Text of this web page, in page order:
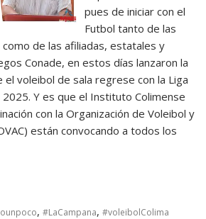
pues de iniciar con el
Futbol tanto de las
de las afiliadas, estatales y
Conade, en estos días lanzaron la
el voleibol de sala regrese con la Liga
Y es que el Instituto Colimense
con la Organización de Voleibol y
están convocando a todos los
,#LaCampana,#voleibolColima